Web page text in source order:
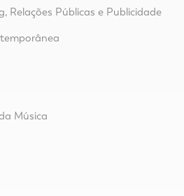
Relações Públicas e Publicidade
Música